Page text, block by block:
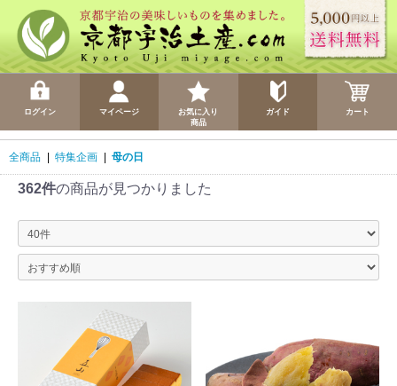
ログイン マイページ
お気に入り
商品
ガイド カート
全商品 特集企画 母の日
362件の商品が見つかりました